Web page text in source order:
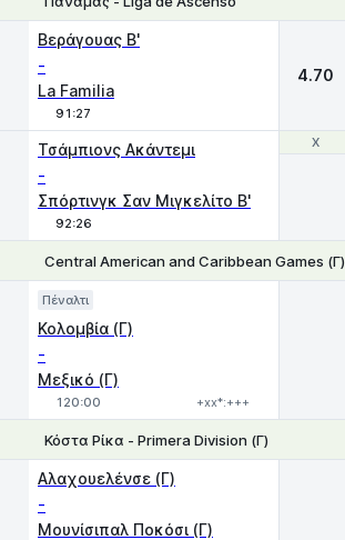
Βεράγουας Β'
-
La Familia
91:27
4.70
Χ
Τσάμπιονς Ακάντεμι
-
Σπόρτινγκ Σαν Μιγκελίτο B'
92:26
Χ
Central American and Caribbean Games (Γ)
Πέναλτι
Κολομβία (Γ)
-
Μεξικό (Γ)
120:00 +xx*:+++
Κόστα Ρίκα - Primera Division (Γ)
Αλαχουελένσε (Γ)
-
Μουνίσιπαλ Ποκόσι (Γ)